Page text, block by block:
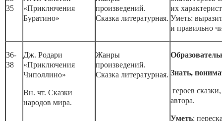
35
«Приключения
Буратино»
произведений.
Сказка литературная.
их
Уметь:
и правильно
36-
38
Дж. Родари
«Приключения
Чиполлино»
Вн. чт. Сказки
народов мира.
Жанры
произведений.
Сказка литературная. Знать,
героев
автора.
Уметь: